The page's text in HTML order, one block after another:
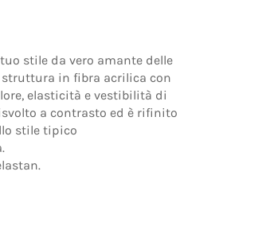
stile da vero amante delle
struttura in fibra acrilica con
elasticità e vestibilità di
a contrasto ed è rifinito
stile tipico